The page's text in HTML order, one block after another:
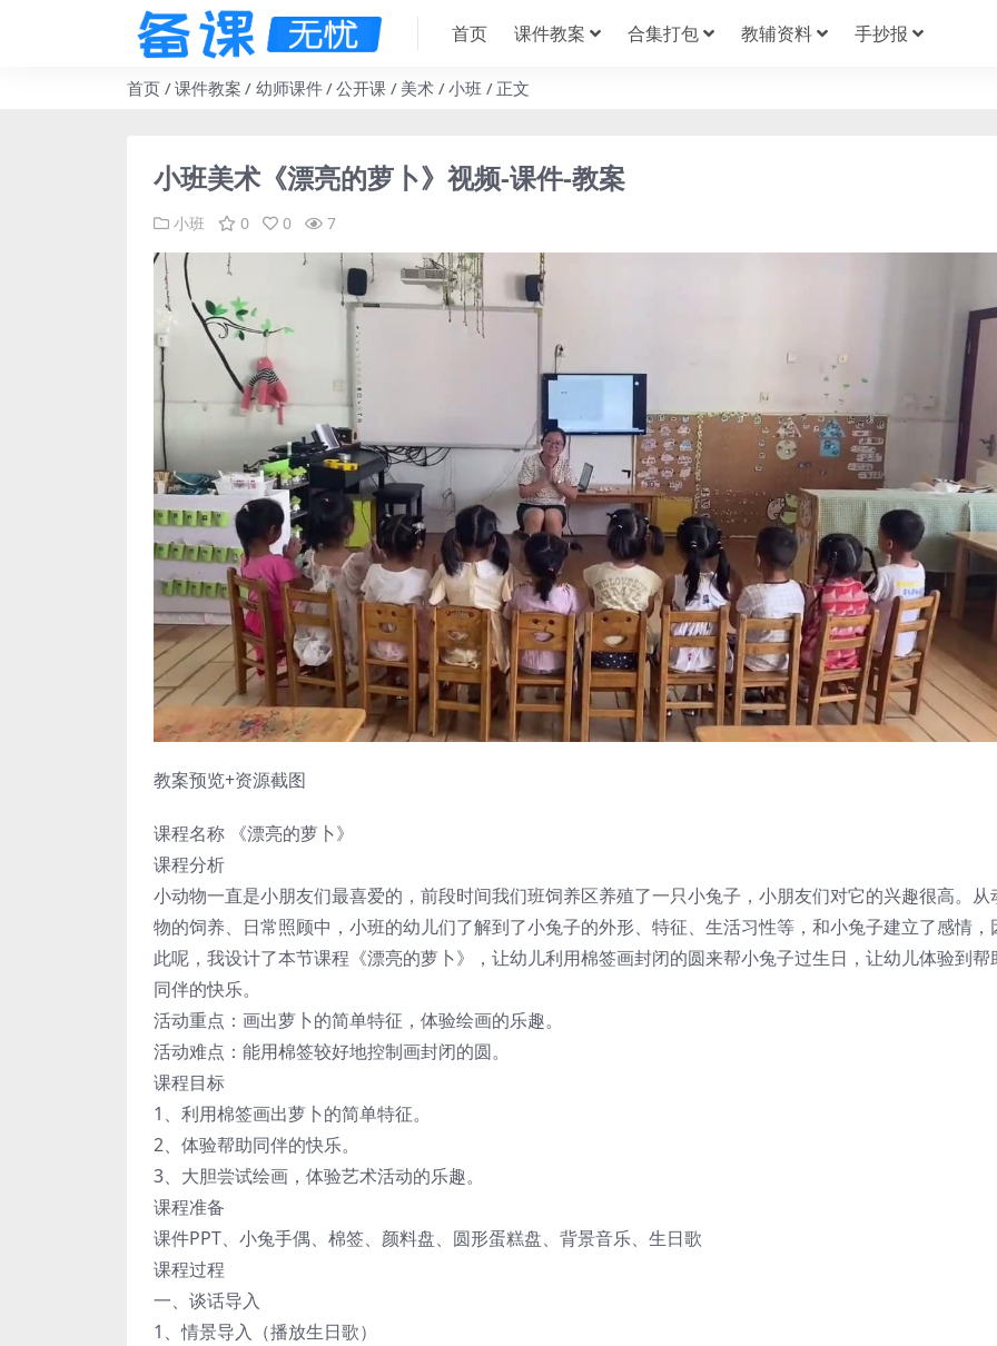
首页 课件教案 合集打包 教辅资料 手抄报
首页 课件教案 幼师课件 公开课 美术 小班 正文
小班美术《漂亮的萝卜》视频-课件-教案
小班 0 0 7
教案预览+资源截图
课程名称 《漂亮的萝卜》
课程分析
小动物一直是小朋友们最喜爱的，前段时间我们班饲养区养殖了一只小兔子，小朋友们对它的兴趣很高。从
物的饲养、日常照顾中，小班的幼儿们了解到了小兔子的外形、特征、生活习性等，和小兔子建立了感情，
此呢，我设计了本节课程《漂亮的萝卜》，让幼儿利用棉签画封闭的圆来帮小兔子过生日，让幼儿体验到帮
同伴的快乐。
活动重点：画出萝卜的简单特征，体验绘画的乐趣。
活动难点：能用棉签较好地控制画封闭的圆。
课程目标
1、利用棉签画出萝卜的简单特征。
2、体验帮助同伴的快乐。
3、大胆尝试绘画，体验艺术活动的乐趣。
课程准备
课件PPT、小兔手偶、棉签、颜料盘、圆形蛋糕盘、背景音乐、生日歌
课程过程
一、谈话导入
1、情景导入（播放生日歌）